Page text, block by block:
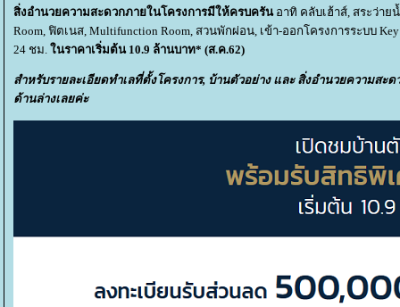
สิ่งอำนวยความสะดวกภายในโครงการมีให้ครบครันอาทิ คลับเฮ้าส์, สระว่ายน้
Room, ฟิตเนส, Multifunction Room, สวนพักผ่อน, เข้า-ออกโครงการระบบ
24 ชม. นราคาเริ่มต้น 10.9 ล้านบาท* (ส.ค.62)
สำหรับรายละเอียดทำเลที่ตั้งโครงการ, บ้านตัวอย่าง และ สิ่งอำนวยความส
ด้านล่างเลยค่ะ